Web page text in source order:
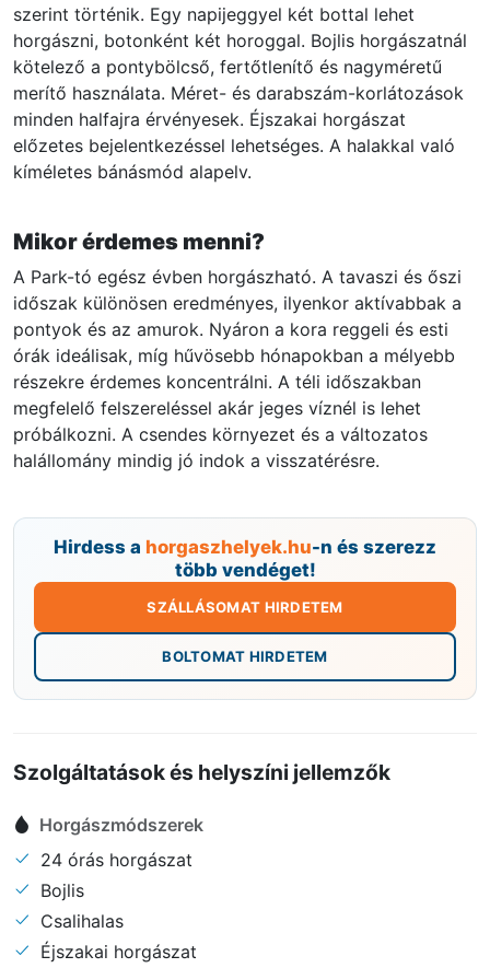
szerint történik. Egy napijeggyel két bottal lehet
horgászni, botonként két horoggal. Bojlis horgászatnál
kötelező a pontybölcső, fertőtlenítő és nagyméretű
merítő használata. Méret- és darabszám-korlátozások
minden halfajra érvényesek. Éjszakai horgászat
előzetes bejelentkezéssel lehetséges. A halakkal való
kíméletes bánásmód alapelv.
Mikor érdemes menni?
A Park-tó egész évben horgászható. A tavaszi és őszi
időszak különösen eredményes, ilyenkor aktívabbak a
pontyok és az amurok. Nyáron a kora reggeli és esti
órák ideálisak, míg hűvösebb hónapokban a mélyebb
részekre érdemes koncentrálni. A téli időszakban
megfelelő felszereléssel akár jeges víznél is lehet
próbálkozni. A csendes környezet és a változatos
halállomány mindig jó indok a visszatérésre.
Hirdess a horgaszhelyek.hu-n és szerezz
több vendéget!
SZÁLLÁSOMAT HIRDETEM
BOLTOMAT HIRDETEM
Szolgáltatások és helyszíni jellemzők
Horgászmódszerek
24 órás horgászat
Bojlis
Csalihalas
Éjszakai horgászat